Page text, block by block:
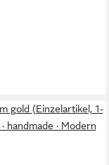
gold (Einzelartikel, 1-
handmade · Modern